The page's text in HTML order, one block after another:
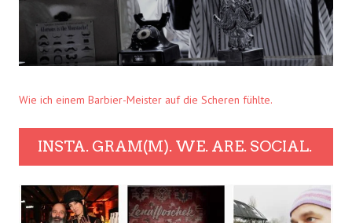
Wie ich einem Barbier-Meister auf die Scheren fühlte.
INSTA. GRAM(M). WE. ARE. SOCIAL.